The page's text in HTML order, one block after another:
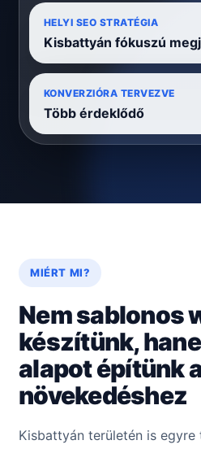
HELYI SEO STRATÉGIA
Kisbattyán fókuszú
KONVERZIÓRA TERVEZVE
Több érdeklődő
MIÉRT MI?
Nem sablonos
készítünk,
alapot építünk
növekedéshez
Kisbattyán területén is